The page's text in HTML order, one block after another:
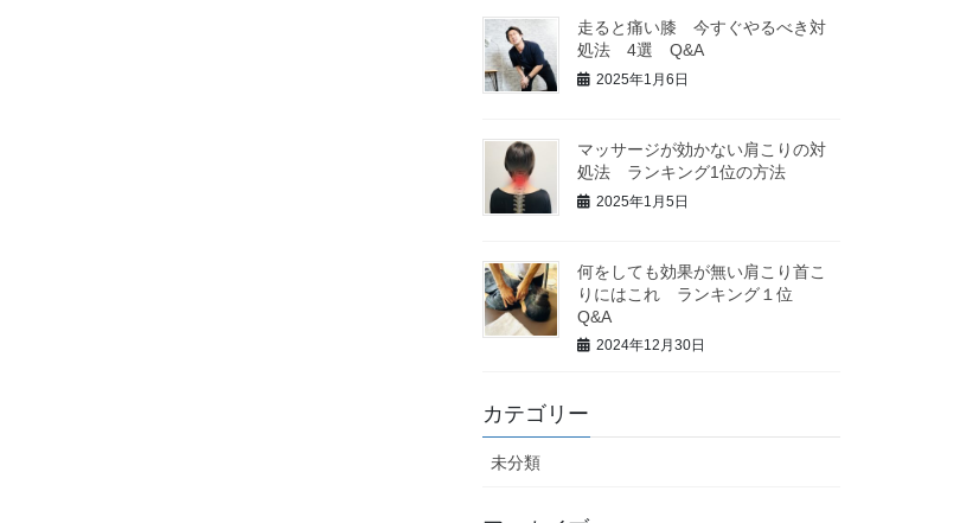
走ると痛い膝 今すぐやるべき対
処法 4選 Q&A
2025年1月6日
マッサージが効かない肩こりの対
処法 ランキング1位の方法
2025年1月5日
何をしても効果が無い肩こり首こ
りにはこれ ランキング１位
Q&A
2024年12月30日
カテゴリー
未分類